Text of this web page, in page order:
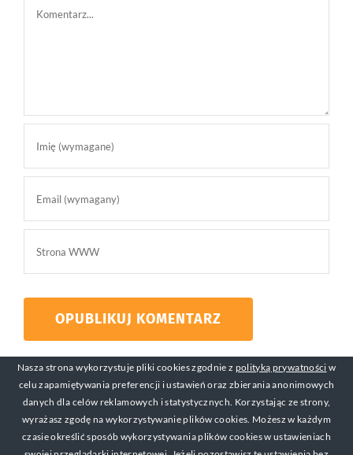
Comment
Nasza strona wykorzystuje pliki cookies zgodnie z polityką prywatności w
celu zapamiętywania preferencji i ustawień oraz zbierania anonimowych
danych dla celów reklamowych i statystycznych. Korzystając ze strony,
wyrażasz zgodę na wykorzystywanie plików cookies. Możesz w każdym
czasie określić sposób wykorzystywania plików cookies w ustawieniach